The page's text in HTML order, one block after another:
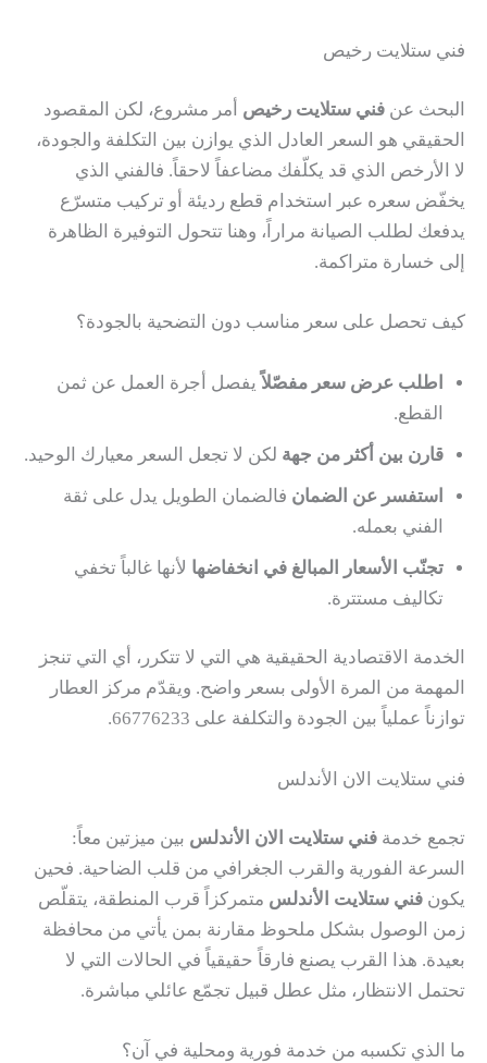
فني ستلايت رخيص
البحث عن فني ستلايت رخيص أمر مشروع، لكن المقصود
الحقيقي هو السعر العادل الذي يوازن بين التكلفة والجودة،
لا الأرخص الذي قد يكلّفك مضاعفاً لاحقاً. فالفني الذي
يخفّض سعره عبر استخدام قطع رديئة أو تركيب متسرّع
يدفعك لطلب الصيانة مراراً، وهنا تتحول التوفيرة الظاهرة
إلى خسارة متراكمة.
كيف تحصل على سعر مناسب دون التضحية بالجودة؟
اطلب عرض سعر مفصّلاً يفصل أجرة العمل عن ثمن
القطع.
قارن بين أكثر من جهة لكن لا تجعل السعر معيارك الوحيد.
استفسر عن الضمان فالضمان الطويل يدل على ثقة
الفني بعمله.
تجنّب الأسعار المبالغ في انخفاضها لأنها غالباً تخفي
تكاليف مستترة.
الخدمة الاقتصادية الحقيقية هي التي لا تتكرر، أي التي تنجز
المهمة من المرة الأولى بسعر واضح. ويقدّم مركز العطار
توازناً عملياً بين الجودة والتكلفة على 66776233.
فني ستلايت الان الأندلس
تجمع خدمة فني ستلايت الان الأندلس بين ميزتين معاً:
السرعة الفورية والقرب الجغرافي من قلب الضاحية. فحين
يكون فني ستلايت الأندلس متمركزاً قرب المنطقة، يتقلّص
زمن الوصول بشكل ملحوظ مقارنة بمن يأتي من محافظة
بعيدة. هذا القرب يصنع فارقاً حقيقياً في الحالات التي لا
تحتمل الانتظار، مثل عطل قبيل تجمّع عائلي مباشرة.
ما الذي تكسبه من خدمة فورية ومحلية في آن؟